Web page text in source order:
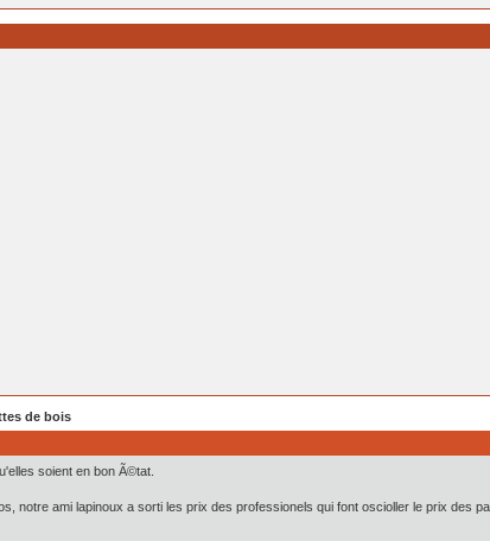
de bois
soient en bon Ã©tat.
notre ami lapinoux a sorti les prix des professionels qui font oscioller le prix des